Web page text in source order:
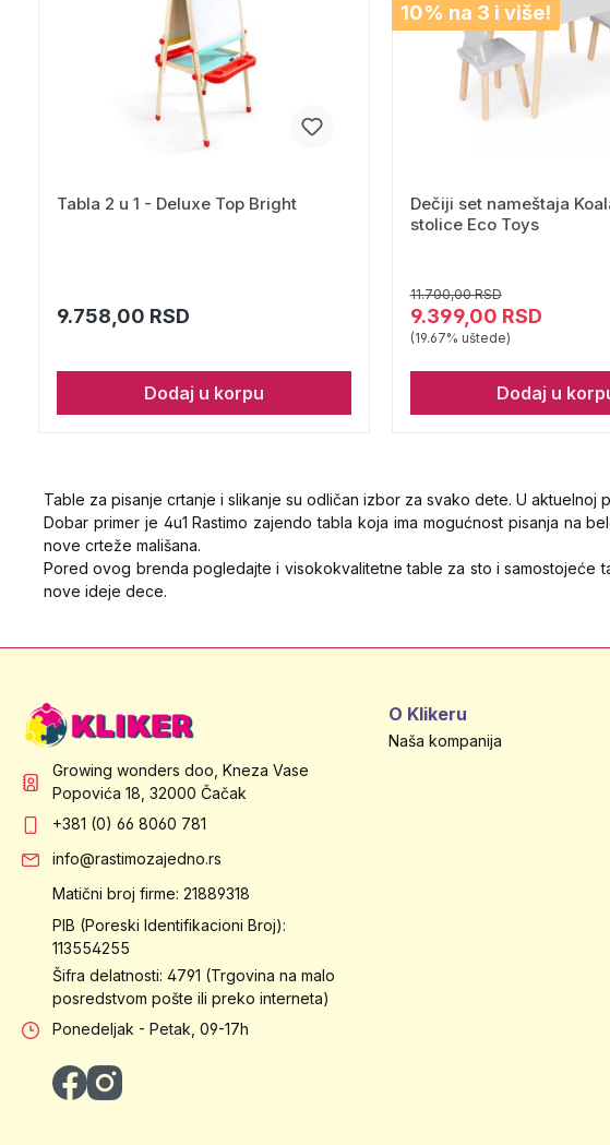
Tabla 2 u 1 - Deluxe Top Bright
9.758,00 RSD
Dodaj u korpu
10% na 3 i više!
Dečiji set nameštaja
stolice Eco Toys
11.700,00 RSD
9.399,00 RSD
(19.67% uštede)
Dodaj u
Table za pisanje crtanje i slikanje su odličan izbor za svako dete. U
Dobar primer je 4u1 Rastimo zajendo tabla koja ima mogućnost pisanja na
nove crteže mališana.
Pored ovog brenda pogledajte i visokokvalitetne table za sto i samostojeće
nove ideje dece.
Growing wonders doo, Kneza Vase
Popovića 18, 32000 Čačak
+381 (0) 66 8060 781
info@rastimozajedno.rs
Matični broj firme: 21889318
PIB (Poreski Identifikacioni Broj):
113554255
Šifra delatnosti: 4791 (Trgovina na malo
posredstvom pošte ili preko interneta)
Ponedeljak - Petak, 09-17h
O Klikeru
Naša kompanija